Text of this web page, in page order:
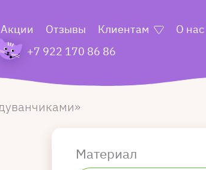
Акции Отзывы Клиентам
О нас
+7 922 170 86 86
Материал